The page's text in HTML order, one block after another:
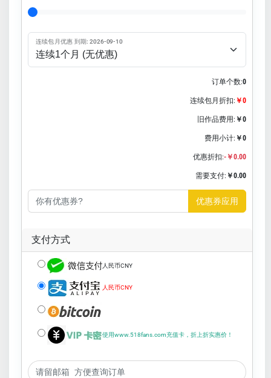
连续包月优惠 到期: 2026-09-10
订单个数:0
连续包月折扣: ￥0
旧作品费用: ￥0
费用小计: ￥0
优惠折扣:-￥0.00
需要支付: ￥0.00
优惠券应用
支付方式
人民币CNY
人民币CNY
使用www.518fans.com充值卡，折上折实惠价！